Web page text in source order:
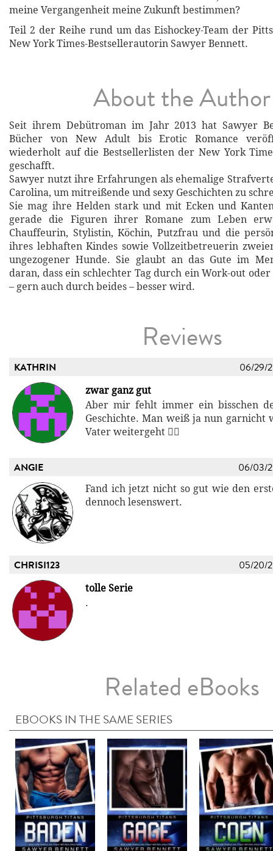
meine Vergangenheit meine Zukunft bestimmen?
Teil 2 der Reihe rund um das Eishockey-Team der
New York Times-Bestsellerautorin Sawyer Bennett.
About the Author
Seit ihrem Debütroman im Jahr 2013 hat Sawyer
Bücher von New Adult bis Erotic Romance
wiederholt auf die Bestsellerlisten der New York
geschafft.
Sawyer nutzt ihre Erfahrungen als ehemalige
Carolina, um mitreißende und sexy Geschichten zu
Sie mag ihre Helden stark und mit Ecken und
gerade die Figuren ihrer Romane zum Leben
Chauffeurin, Stylistin, Köchin, Putzfrau und die
ihres lebhaften Kindes sowie Vollzeitbetreuerin
ungezogener Hunde. Sie glaubt an das Gute im
daran, dass ein schlechter Tag durch ein Work-out
– gern auch durch beides – besser wird.
Reviews
KATHRIN 06/29/
zwar ganz gut
Aber mir fehlt immer ein bisschen
Geschichte. Man weiß ja nun garnicht
Vater weitergeht 🤷‍♀️
ANGIE 06/03/
Fand ich jetzt nicht so gut wie den
dennoch lesenswert.
CHRISI123 05/20/
tolle Serie
.
Related eBooks
EBOOKS IN THE SAME SERIES